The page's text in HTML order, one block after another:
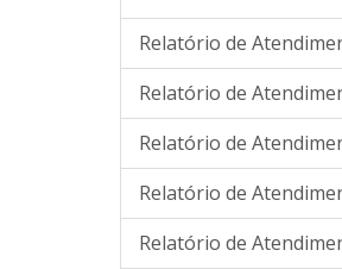
Relatório de
Relatório de
Relatório de
Relatório de
Relatório de